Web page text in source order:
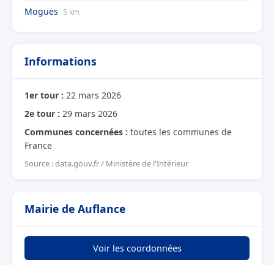
Mogues 5 km
Informations
1er tour : 22 mars 2026
2e tour : 29 mars 2026
Communes concernées : toutes les communes de
France
Source : data.gouv.fr / Ministère de l'Intérieur
Mairie de Auflance
Voir les coordonnées